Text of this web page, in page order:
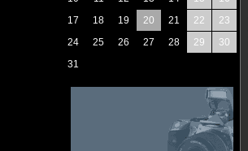
17
18 19 20 21 22
23
24
25 26 27 28 29
30
31